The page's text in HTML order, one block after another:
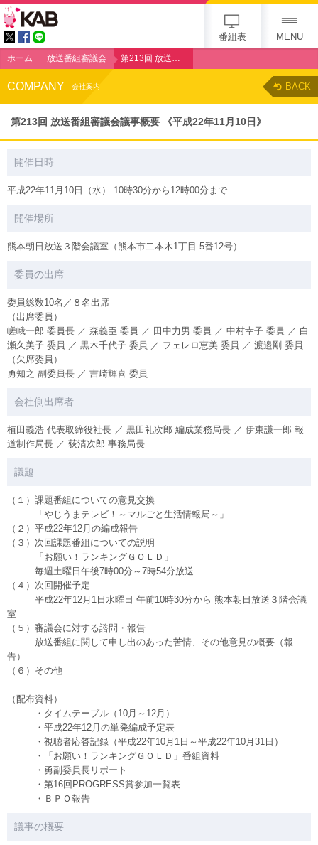
番組表 MENU
ホーム 放送番組審議会 第213回 放送番組審議会議事概要 《平成22年11月10日》
COMPANY 会社案内 BACK
第213回 放送番組審議会議事概要 《平成22年11月10日》
開催日時
平成22年11月10日（水） 10時30分から12時00分まで
開催場所
熊本朝日放送３階会議室（熊本市二本木1丁目 5番12号）
委員の出席
委員総数10名／８名出席
（出席委員）
嵯峨一郎 委員長 ／ 森義臣 委員 ／ 田中力男 委員 ／ 中村幸子 委員 ／ 白
瀬久美子 委員 ／ 黒木千代子 委員 ／ フェレロ恵美 委員 ／ 渡邉剛 委員
（欠席委員）
勇知之 副委員長 ／ 吉崎輝喜 委員
会社側出席者
植田義浩 代表取締役社長 ／ 黒田礼次郎 編成業務局長 ／ 伊東謙一郎 報
道制作局長 ／ 荻清次郎 事務局長
議題
（１）課題番組についての意見交換
「やじうまテレビ！～マルごと生活情報局～」
（２）平成22年12月の編成報告
（３）次回課題番組についての説明
「お願い！ランキングＧＯＬＤ」
毎週土曜日午後7時00分～7時54分放送
（４）次回開催予定
平成22年12月1日水曜日 午前10時30分から 熊本朝日放送３階会議
室
（５）審議会に対する諮問・報告
放送番組に関して申し出のあった苦情、その他意見の概要（報
告）
（６）その他
（配布資料）
・タイムテーブル（10月～12月）
・平成22年12月の単発編成予定表
・視聴者応答記録（平成22年10月1日～平成22年10月31日）
・「お願い！ランキングＧＯＬＤ」番組資料
・勇副委員長リポート
・第16回PROGRESS賞参加一覧表
・ＢＰＯ報告
議事の概要